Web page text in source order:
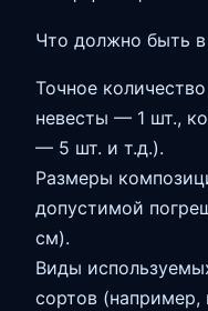
Что должно быть
Точное
невесты — 1 шт.,
— 5 шт. и т.д.).
Размеры
допустимой
см).
Виды
сортов (например,